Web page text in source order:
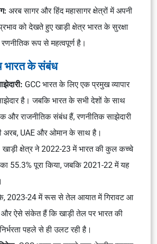
अरब सागर और हिंद महासागर क्षेत्रों में अपनी
को देखते हुए खाड़ी क्षेत्र भारत के सुरक्षा
रणनीतिक रूप से महत्वपूर्ण है।
भारत के संबंध
GCC भारत के लिए एक प्रमुख व्यापार
है। जबकि भारत के सभी देशों के साथ
और राजनीतिक संबंध हैं, रणनीतिक साझेदारी
UAE और ओमान के साथ है।
खाड़ी क्षेत्र ने 2022-23 में भारत की कुल कच्चे
55.3% पूरा किया, जबकि 2021-22 में यह
2023-24 में रूस से तेल आयात में गिरावट आ
और ऐसे संकेत हैं कि खाड़ी तेल पर भारत की
पहले से ही उलट रही है।